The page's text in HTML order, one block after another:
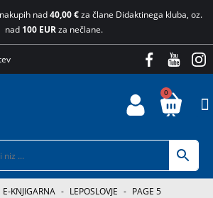
nad40,00 €za člane Didaktinega kluba, oz.
nad 100 EURza nečlane.
0
E-KNJIGARNA - LEPOSLOVJE - PAGE 5